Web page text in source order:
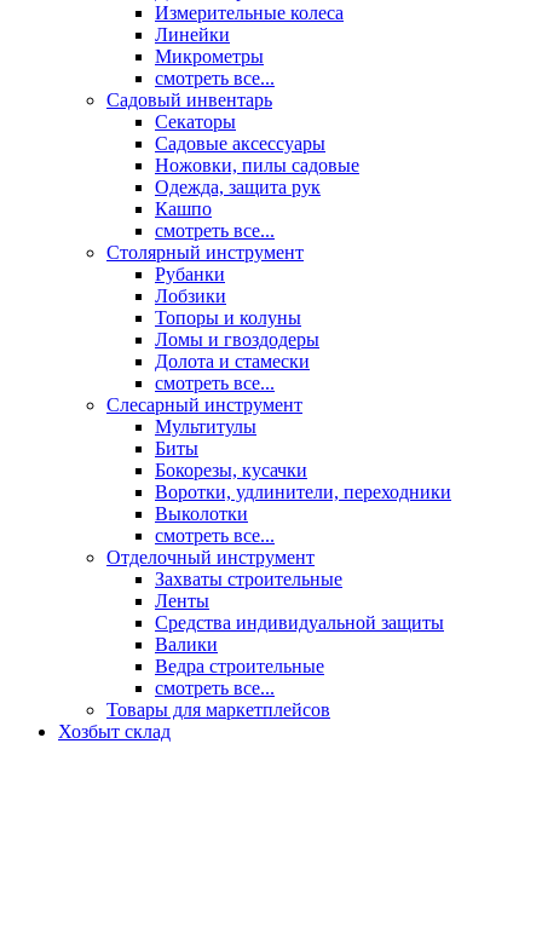
Измерительные колеса
Линейки
Микрометры
смотреть все...
Садовый инвентарь
Секаторы
Садовые аксессуары
Ножовки, пилы садовые
Одежда, защита рук
Кашпо
смотреть все...
Столярный инструмент
Рубанки
Лобзики
Топоры и колуны
Ломы и гвоздодеры
Долота и стамески
смотреть все...
Слесарный инструмент
Мультитулы
Биты
Бокорезы, кусачки
Воротки, удлинители, переходники
Выколотки
смотреть все...
Отделочный инструмент
Захваты строительные
Ленты
Средства индивидуальной защиты
Валики
Ведра строительные
смотреть все...
Товары для маркетплейсов
Хозбыт склад